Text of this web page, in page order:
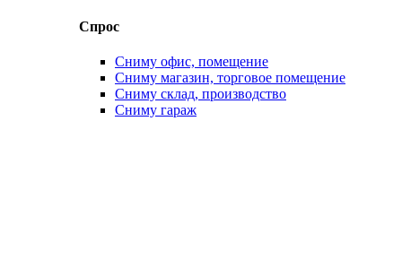
Спрос
Сниму офис, помещение
Сниму магазин, торговое помещение
Сниму склад, производство
Сниму гараж